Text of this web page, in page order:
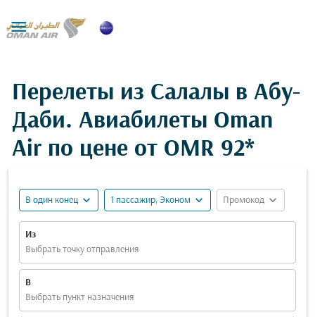

Перелеты из Салалы в Абу-
Даби. Авиабилеты Oman
Air по цене от OMR 92*
В один конец expand_more 1 пассажир, Эконом expand_more Промокод expand_more
Из
Выбрать точку отправления
В
Выбрать пункт назначения